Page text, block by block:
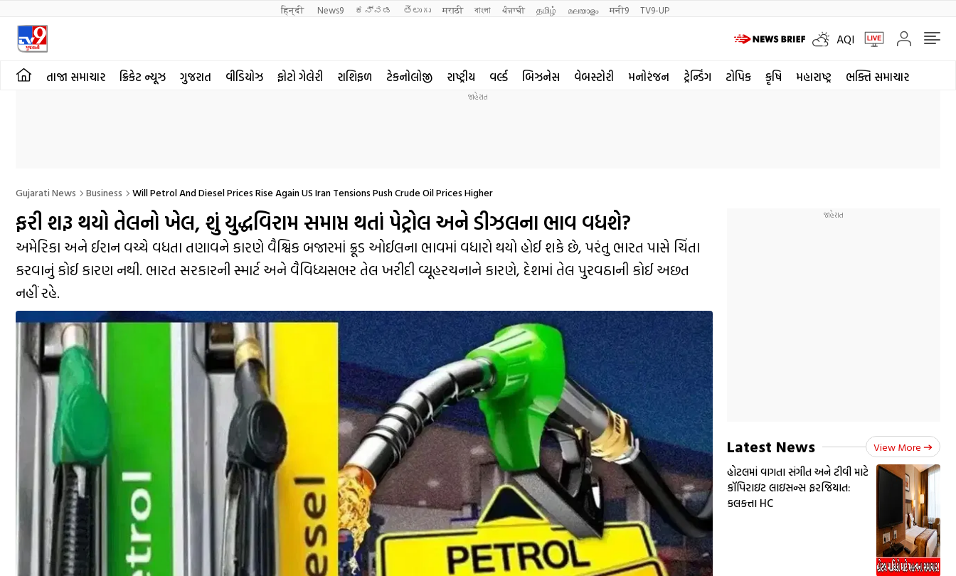
हिन्दी News9 ಕನ್ನಡ తెలుగు मराठी বাংলা ਪੰਜਾਬੀ தமிழ் മലയാളം मनी9 TV9-UP
AQI
તાજા સમાચાર ક્રિકેટ ન્યૂઝ ગુજરાત વીડિયોઝ ફોટો ગેલેરી રાશિફળ ટેકનોલોજી રાષ્ટ્રીય વર્લ્ડ બિઝનેસ વેબસ્ટોરી મનોરંજન ટ્રેન્ડિંગ ટોપિક કૃષિ મહારાષ્ટ્ર ભક્તિ સમાચાર
Gujarati News Business Will Petrol And Diesel Prices Rise Again US Iran Tensions Push Crude Oil Prices Higher
ફરી શરૂ થયો તેલનો ખેલ, શું યુદ્ધવિરામ સમાપ્ત થતાં પેટ્રોલ અને ડીઝલના ભાવ વધશે?
અમેરિકા અને ઈરાન વચ્ચે વધતા તણાવને કારણે વૈશ્વિક બજારમાં ક્રૂડ ઓઈલના ભાવમાં વધારો થયો હોઈ શકે છે, પરંતુ ભારત પાસે ચિંતા
કરવાનું કોઈ કારણ નથી. ભારત સરકારની સ્માર્ટ અને વૈવિધ્યસભર તેલ ખરીદી વ્યૂહરચનાને કારણે, દેશમાં તેલ પુરવઠાની કોઈ અછત
નહીં રહે.
Latest News View More
હોટલમાં વાગતા સંગીત અને ટીવી માટે
કૉપિરાઇટ લાઇસન્સ ફરજિયાત:
કલકત્તા HC